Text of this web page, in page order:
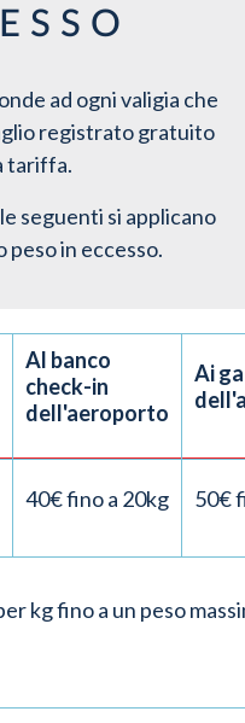
ad ogni valigia che
registrato gratuito
tariffa.
seguenti si applicano
peso in eccesso.
Al banco
check-in
dell'aeroporto
Ai
40€ fino a 20kg 50€
kg fino a un peso